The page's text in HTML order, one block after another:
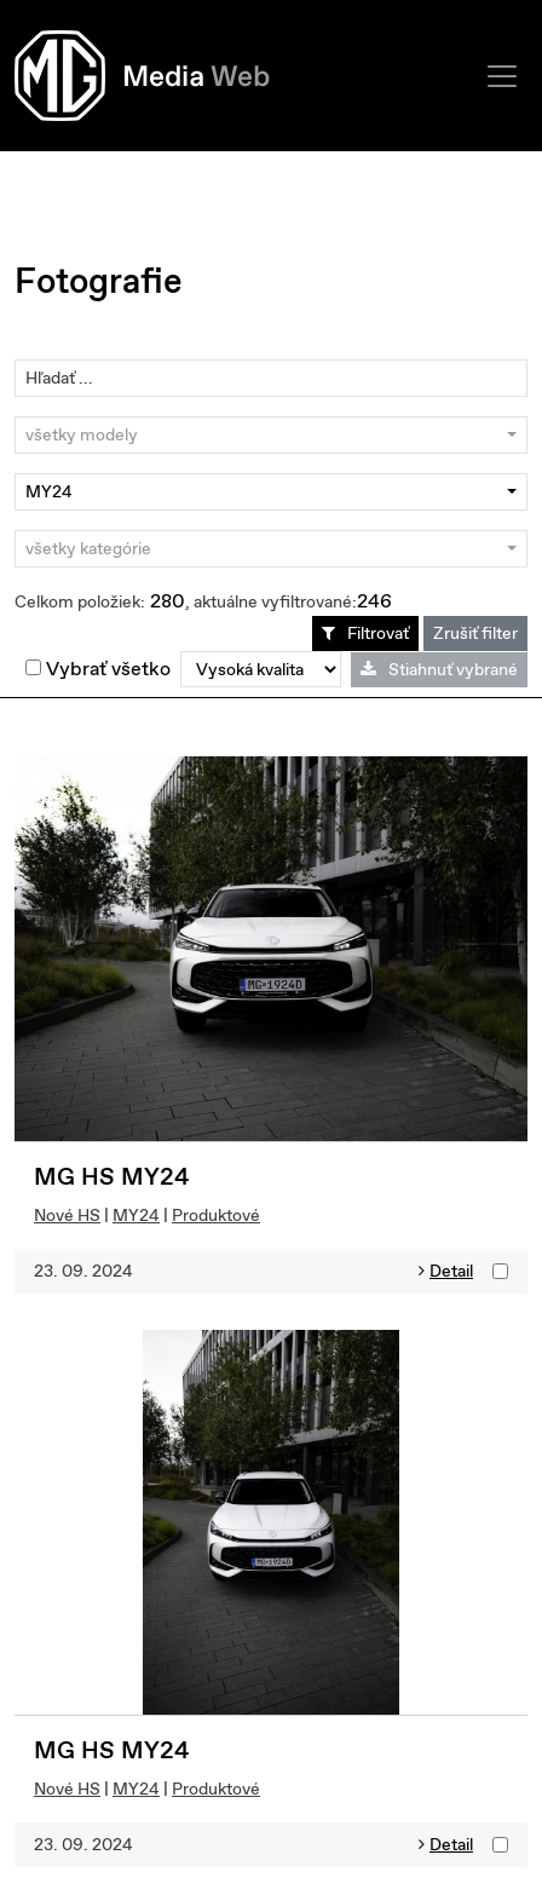
Fotografie
všetky modely
MY24
všetky kategórie
Celkom položiek: 280, aktuálne vyfiltrované:246
Filtrovať Zrušiť filter
Vybrať všetko Stiahnuť vybrané
MG HS MY24
Nové HS | MY24 | Produktové
23. 09. 2024 Detail
MG HS MY24
Nové HS | MY24 | Produktové
23. 09. 2024 Detail